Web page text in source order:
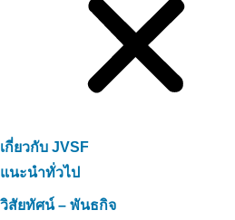
เกี่ยวกับ JVSF
แนะนำทั่วไป
วิสัยทัศน์ – พันธกิจ